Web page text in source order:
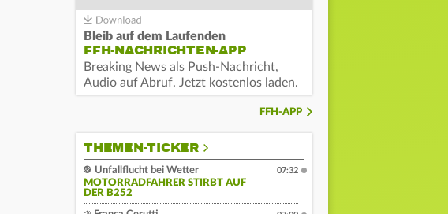
Bleib auf dem Laufenden
FFH-NACHRICHTEN-APP
Breaking News als Push-Nachricht,
Audio auf Abruf. Jetzt kostenlos laden.
FFH-APP
THEMEN-TICKER
Unfallflucht bei Wetter
MOTORRADFAHRER STIRBT AUF
DER B252
07:32